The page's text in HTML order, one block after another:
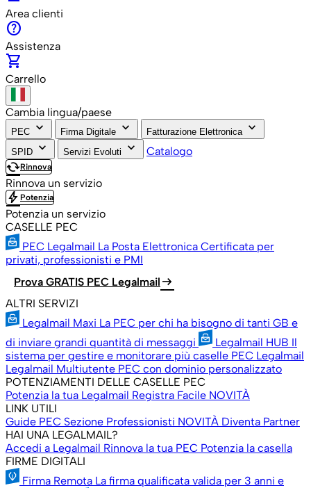
Area clienti
help
Assistenza
shopping_cart
Carrello
Cambia lingua/paese
PEC keyboard_arrow_down Firma Digitale keyboard_arrow_down Fatturazione Elettronica keyboard_arrow_down
SPID keyboard_arrow_down Servizi Evoluti keyboard_arrow_down Catalogo
cachedRinnova
Rinnova un servizio
bolt Potenzia
Potenzia un servizio
CASELLE PEC
PEC Legalmail La Posta Elettronica Certificata per
privati, professionisti e PMI
Prova GRATIS PEC Legalmail arrow_right_alt
ALTRI SERVIZI
Legalmail Maxi La PEC per chi ha bisogno di tanti GB e
di inviare grandi quantità di messaggi
Legalmail HUB Il
sistema per gestire e monitorare più caselle PEC Legalmail
Legalmail Multiutente PEC con dominio personalizzato
POTENZIAMENTI DELLE CASELLE PEC
Potenzia la tua Legalmail Registra Facile NOVITÀ
LINK UTILI
Guide PEC Sezione Professionisti NOVITÀ Diventa Partner
HAI UNA LEGALMAIL?
Accedi a Legalmail Rinnova la tua PEC Potenzia la casella
FIRME DIGITALI
Firma Remota La firma qualificata valida per 3 anni e